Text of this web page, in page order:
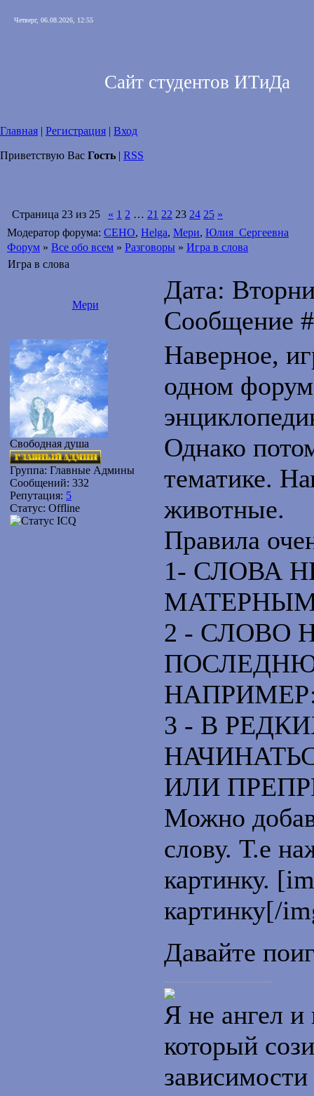
Четверг, 06.08.2026, 12:55
Сайт студентов ИТиДа
Главная | Регистрация | Вход
Приветствую Вас Гость | RSS
Страница 23 из 25 « 1 2 … 21 22 23 24 25 »
Модератор форума: CEHO, Helga, Мери, Юлия_Сергеевна
Форум » Все обо всем » Разговоры » Игра в слова
Игра в слова
Мери
Дата:
Сообщение
Свободная душа
Группа: Главные Админы
Сообщений: 332
Репутация: 5
Статус: Offline
Наверное,
одном
Однако
тематике.
животные.
Правила
1- СЛОВА
2 - СЛОВО
3 - В
ИЛИ
Можно
слову. Т.е
картинку.
картинку[/
Давайте
Я не ангел и
который